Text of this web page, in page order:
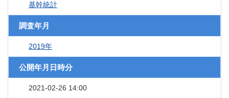
基幹統計
調査年月
2019年
公開年月日時分
2021-02-26 14:00